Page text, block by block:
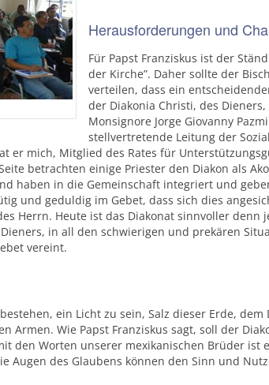
Herausforderungen und
Für Papst Franziskus ist der
der Kirche”. Daher sollte der
verteilen, dass ein
der Diakonia Christi, des
Monsignore Jorge Giovanny
stellvertretende Leitung der
er mich, Mitglied des Rates für
betrachten einige Priester den Diakon als
haben in die Gemeinschaft integriert und
und geduldig im Gebet, dass sich dies
Herrn. Heute ist das Diakonat sinnvoller denn
in all den schwierigen und prekären
vereint.
ein Licht zu sein, Salz dieser Erde,
Armen. Wie Papst Franziskus sagt, soll der
den Worten unserer mexikanischen Brüder ist
Augen des Glaubens können den Sinn und